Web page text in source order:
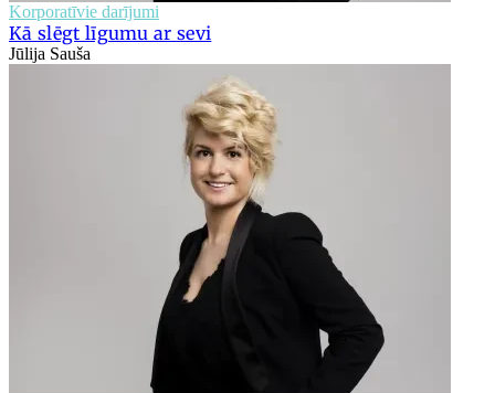
Korporatīvie darījumi
Kā slēgt līgumu ar sevi
Jūlija Sauša